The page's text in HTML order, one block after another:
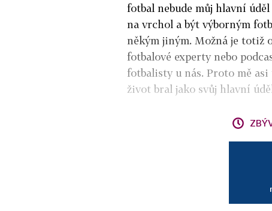
fotbal nebude můj hlavní
na vrchol a být výborným
někým jiným. Možná je totiž
fotbalové experty nebo
fotbalisty u nás. Proto mě asi
život bral jako svůj hlavní